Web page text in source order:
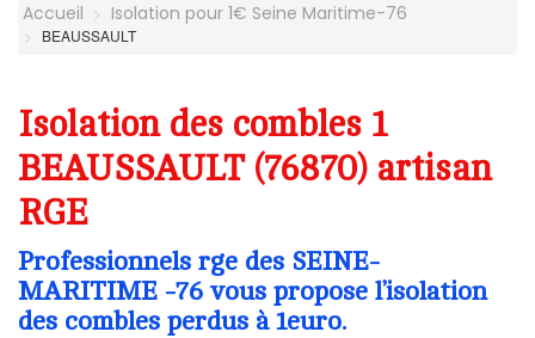
Accueil Isolation pour 1€ Seine Maritime-76
BEAUSSAULT
Isolation des combles 1
BEAUSSAULT (76870) artisan
RGE
Professionnels rge des SEINE-
MARITIME -76 vous propose l’isolation
des combles perdus à 1euro.